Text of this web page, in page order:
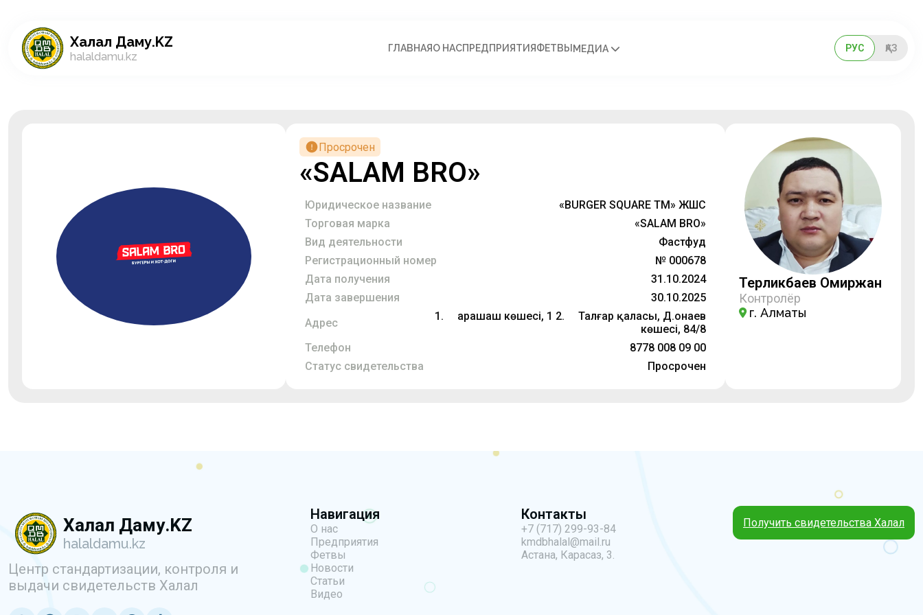
Халал Даму.KZ
halaldamu.kz
ГЛАВНАЯО НАСПРЕДПРИЯТИЯФЕТВЫ МЕДИА РУС ҚАЗ
Просрочен
«SALAM BRO»
Юридическое название
«BURGER SQUARE TM» ЖШС
Торговая марка
«SALAM BRO»
Вид деятельности
Фастфуд
Регистрационный номер
№ 000678
Дата получения
31.10.2024
Дата завершения
30.10.2025
Адрес
1. Қарашаш көшесі, 1 2. Талғар қаласы, Д.Қонаев
көшесі, 84/8
Телефон
8778 008 09 00
Статус свидетельства
Просрочен
Терликбаев Омиржан
Контролёр
г. Алматы
Халал Даму.KZ
halaldamu.kz
Центр стандартизации, контроля и
выдачи свидетельств Халал
Навигация
О нас
Предприятия
Фетвы
Новости
Статьи
Видео
Контакты
+7 (717) 299-93-84
kmdbhalal@mail.ru
Астана, Карасаз, 3.
Получить свидетельства Халал